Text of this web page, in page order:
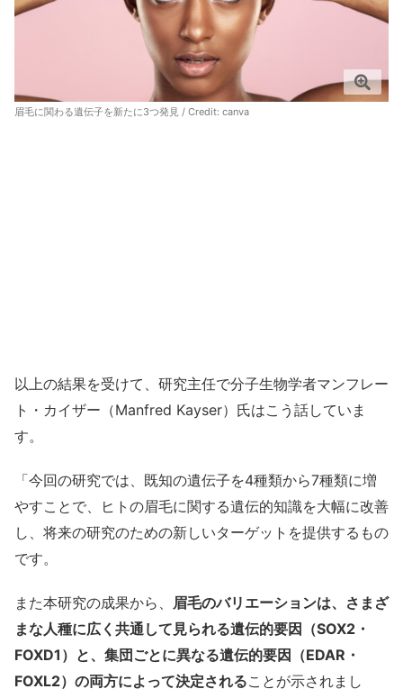
眉毛に関わる遺伝子を新たに3つ発見 / Credit: canva
以上の結果を受けて、研究主任で分子生物学者マンフレー
ト・カイザー（Manfred Kayser）氏はこう話していま
す。
「今回の研究では、既知の遺伝子を4種類から7種類に増
やすことで、ヒトの眉毛に関する遺伝的知識を大幅に改善
し、将来の研究のための新しいターゲットを提供するもの
です。
また本研究の成果から、 眉毛のバリエーションは、さまざ
まな人種に広く共通して見られる遺伝的要因（SOX2・
FOXD1）と、集団ごとに異なる遺伝的要因（EDAR・
FOXL2）の両方によって決定されることが示されまし